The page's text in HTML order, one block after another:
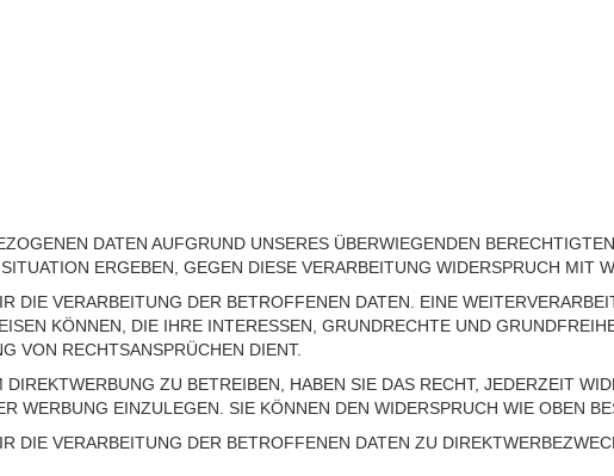
DATEN AUFGRUND UNSERES ÜBERWIEGENDEN
ERGEBEN, GEGEN DIESE VERARBEITUNG WIDERSPRUCH MIT
DIE VERARBEITUNG DER BETROFFENEN DATEN. EINE
KÖNNEN, DIE IHRE INTERESSEN, GRUNDRECHTE UND
VON RECHTSANSPRÜCHEN DIENT.
ZU BETREIBEN, HABEN SIE DAS RECHT, JEDERZEIT
WERBUNG EINZULEGEN. SIE KÖNNEN DEN WIDERSPRUCH WIE OBEN
DIE VERARBEITUNG DER BETROFFENEN DATEN ZU